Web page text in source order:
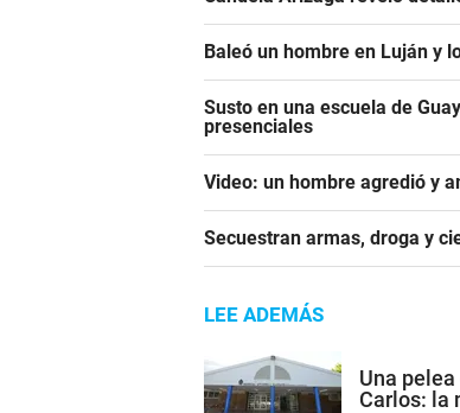
Baleó un hombre en Luján y
Susto en una escuela de
presenciales
Video: un hombre agredió y
Secuestran armas, droga y
LEE ADEMÁS
Una
Carlos: la